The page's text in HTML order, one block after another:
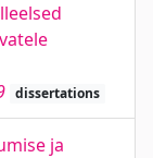
dissertations
ja